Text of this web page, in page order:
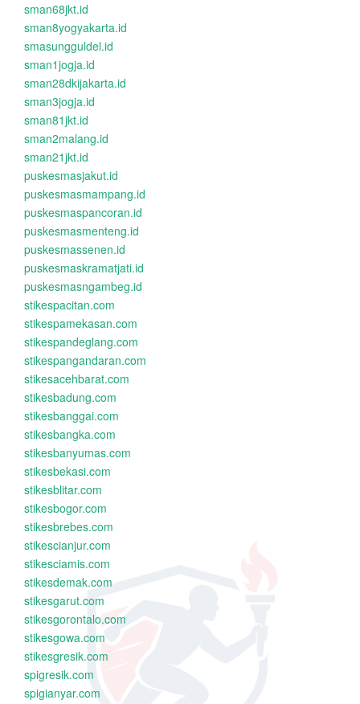
sman68jkt.id
sman8yogyakarta.id
smasungguldel.id
sman1jogja.id
sman28dkijakarta.id
sman3jogja.id
sman81jkt.id
sman2malang.id
sman21jkt.id
puskesmasjakut.id
puskesmasmampang.id
puskesmaspancoran.id
puskesmasmenteng.id
puskesmassenen.id
puskesmaskramatjati.id
puskesmasngambeg.id
stikespacitan.com
stikespamekasan.com
stikespandeglang.com
stikespangandaran.com
stikesacehbarat.com
stikesbadung.com
stikesbanggai.com
stikesbangka.com
stikesbanyumas.com
stikesbekasi.com
stikesblitar.com
stikesbogor.com
stikesbrebes.com
stikescianjur.com
stikesciamis.com
stikesdemak.com
stikesgarut.com
stikesgorontalo.com
stikesgowa.com
stikesgresik.com
spigresik.com
spigianyar.com